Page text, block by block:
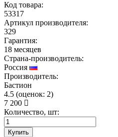
Код товара:
53317
Артикул производителя:
329
Гарантия:
18 месяцев
Страна-производитель:
Россия
Производитель:
Бастион
4.5 (оценок: 2)
7 200
Количество, шт:
Купить